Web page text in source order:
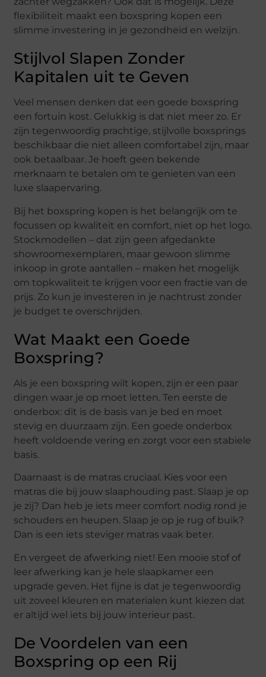
flexibiliteit maakt een boxspring kopen een
slimme investering in je gezondheid en welzijn.
Stijlvol Slapen Zonder
Kapitalen uit te Geven
Veel mensen denken dat een goede boxspring
een fortuin kost. Gelukkig is dat niet meer zo. Er
zijn tegenwoordig prachtige, stijlvolle boxsprings
beschikbaar die niet alleen comfortabel zijn, maar
ook betaalbaar. Je hoeft geen bekende
merknaam te betalen om te genieten van een
luxe slaapervaring.
Bij het boxspring kopen is het belangrijk om te
focussen op kwaliteit en comfort, niet op het logo.
Stockmodellen – dat zijn geen afgedankte
showroomexemplaren, maar gewoon slimme
inkoop in grote aantallen – maken het mogelijk
om topkwaliteit te krijgen voor een fractie van de
prijs. Zo kun je investeren in je nachtrust zonder
je budget te overschrijden.
Wat Maakt een Goede
Boxspring?
Als je een boxspring wilt kopen, zijn er een paar
dingen waar je op moet letten. Ten eerste de
onderbox: dit is de basis van je bed en moet
stevig en duurzaam zijn. Een goede onderbox
heeft voldoende vering en zorgt voor een stabiele
basis.
Daarnaast is de matras cruciaal. Kies voor een
matras die bij jouw slaaphouding past. Slaap je op
je zij? Dan heb je iets meer comfort nodig rond je
schouders en heupen. Slaap je op je rug of buik?
Dan is een iets steviger matras vaak beter.
En vergeet de afwerking niet! Een mooie stof of
leer afwerking kan je hele slaapkamer een
upgrade geven. Het fijne is dat je tegenwoordig
uit zoveel kleuren en materialen kunt kiezen dat
er altijd wel iets bij jouw interieur past.
De Voordelen van een
Boxspring op een Rij